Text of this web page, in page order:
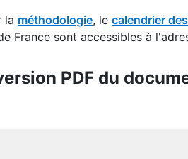
la méthodologie, le calendrier
France sont accessibles à
PDF du